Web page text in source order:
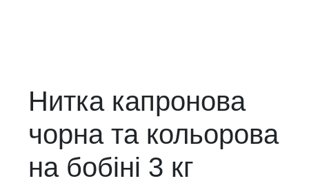
Нитка капронова
чорна та кольорова
на бобіні 3 кг